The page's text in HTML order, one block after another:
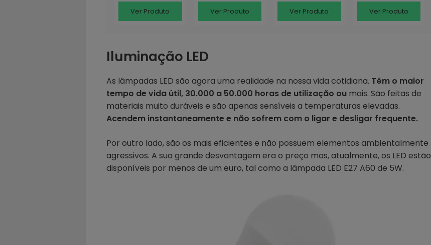
Ver Produto
Ver Produto
Ver Produto
Ver Produto
Iluminação LED
As lâmpadas LED são agora uma realidade na nossa vida cotidiana. Têm o maior
tempo de vida útil, 30.000 a 50.000 horas de utilização ou mais. São feitas de
materiais muito duráveis e são apenas sensíveis a temperaturas elevadas.
Acendem instantaneamente e não sofrem com o ligar e desligar frequente.
Por outro lado, são os mais eficientes e não possuem elementos ambientalmente
agressivos. A sua grande desvantagem era o preço mas, atualmente, os LED estão
disponíveis por menos de um euro, tal como a lâmpada LED E27 A60 de 5W.